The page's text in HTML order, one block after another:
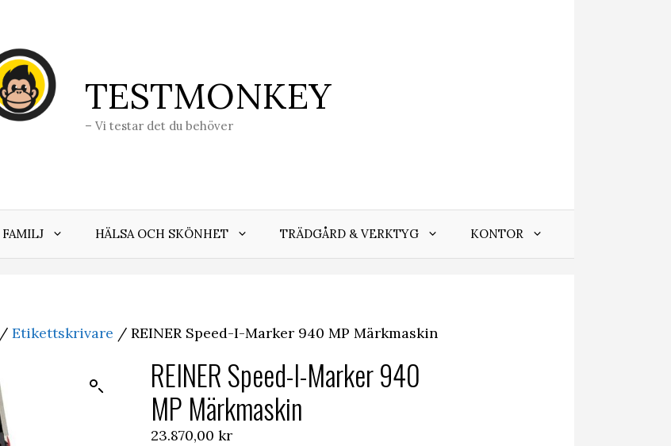
TESTMONKEY
– Vi testar det du behöver
FAMILJ HÄLSA OCH SKÖNHET TRÄDGÅRD & VERKTYG KONTOR
/ Etikettskrivare / REINER Speed-I-Marker 940 MP Märkmaskin
REINER Speed-I-Marker 940
MP Märkmaskin
23.870,00 kr